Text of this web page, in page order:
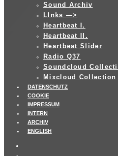
Sound Archiv
LInks —>
Heartbeat I.
Heartbeat II.
Heartbeat Slider
Radio Q37
Soundcloud
Mixcloud Collection
DATENSCHUTZ
COOKIE
IMPRESSUM
INTERN
ARCHIV
ENGLISH